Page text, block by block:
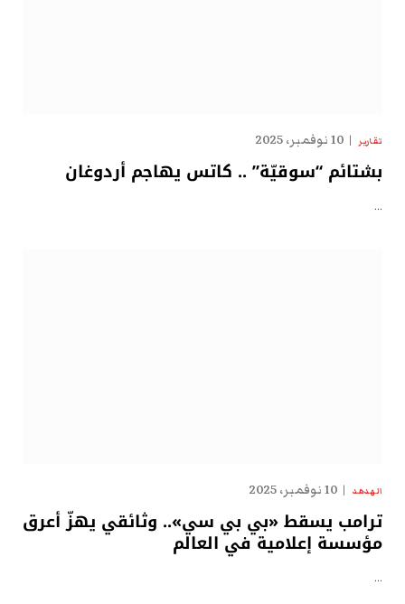
تقارير 10 نوفمبر، 2025
بشتائم “سوقيّة” .. كاتس يهاجم أردوغان
…
الهدهد 10 نوفمبر، 2025
ترامب يسقط «بي بي سي».. وثائقي يهزّ أعرق
مؤسسة إعلامية في العالم
…